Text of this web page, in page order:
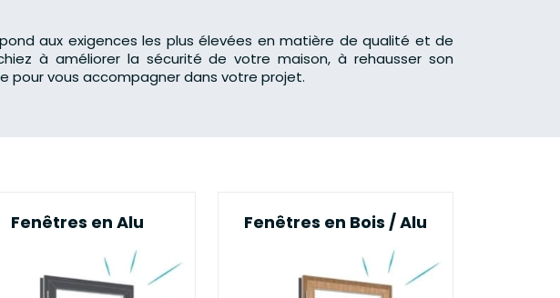
aux exigences les plus élevées en matière de qualité et de
à améliorer la sécurité de votre maison, à rehausser son
pour vous accompagner dans votre projet.
Fenêtres en Alu Fenêtres en Bois / Alu